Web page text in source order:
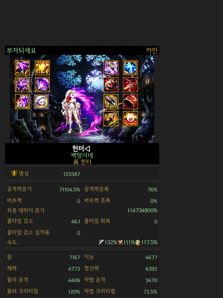
부자되세요 카인
>
헌터◁
백땅이네
眞 헌터
명성 125587
공격력증가 71104.5% 공격력증폭 76%
버프력 0 버프력 증폭 0%
최종 데미지 증가
114734800%
쿨타임 감소
46.1 쿨타임 회복 0
쿨타임 감소 실적용 0
속도 132% 111% 117.5%
힘 7167 지능 4677
체력 4773 정신력 4392
물리 공격 4406 마법 공격 3470
물리 크리티컬 120% 마법 크리티컬 72.5%